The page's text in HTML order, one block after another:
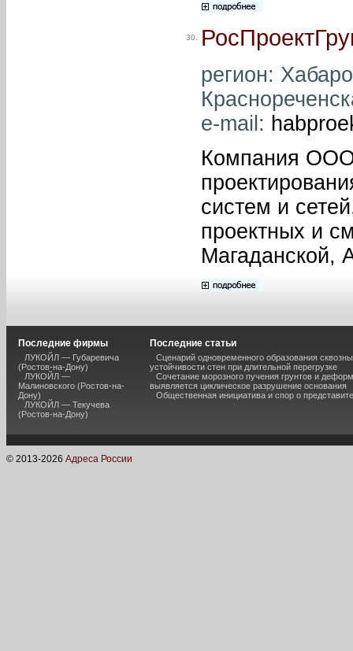
30.
регион:
e-mail:
Компания ООО
систем и
проектных и
Магаданской,
Последние фирмы
ЛУКОЙЛ — Губаревича
(Ростов-на-Дону)
ЛУКОЙЛ —
Малиновского (Ростов-на-
Дону)
ЛУКОЙЛ — Текучева
(Ростов-на-Дону)
Последние статьи
Сценарий одновременного образования
устойчивости стен при длительной перегрузке
Сочетание морозного пучения грунтов и
выявляется циклическое разрушение основания
Общественная инициатива и спор о
© 2013-2026 Адреса России